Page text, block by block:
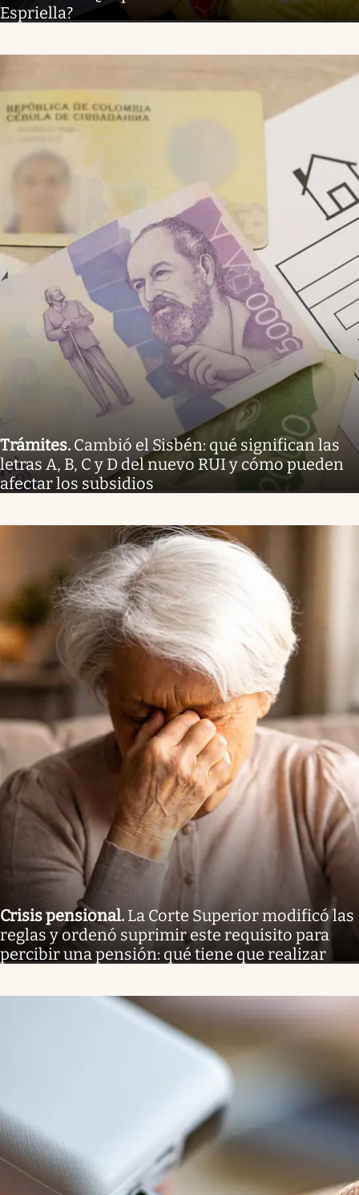
Espriella?
Trámites. Cambió el Sisbén: qué significan las
letras A, B, C y D del nuevo RUI y cómo pueden
afectar los subsidios
Crisis pensional. La Corte Superior modificó las
reglas y ordenó suprimir este requisito para
percibir una pensión: qué tiene que realizar